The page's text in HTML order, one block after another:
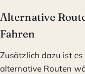
Alternative
Fahren
Zusätzlich dazu ist
alternative Routen